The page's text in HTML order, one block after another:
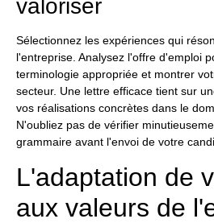
valoriser
Sélectionnez les expériences qui
l'entreprise. Analysez l'offre d'emploi
terminologie appropriée et montrer
secteur. Une lettre efficace tient sur
vos réalisations concrètes dans le
N'oubliez pas de vérifier
grammaire avant l'envoi de votre
L'adaptation de
aux valeurs de